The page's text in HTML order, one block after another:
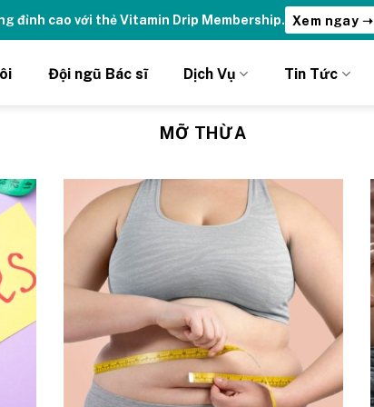
đỉnh cao với thẻ Vitamin Drip Membership. Xem ngay ➝
Đội ngũ Bác sĩ Dịch Vụ Tin Tức
MỠ THỪA